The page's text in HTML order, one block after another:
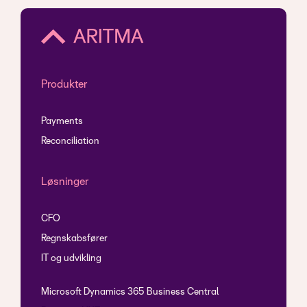
Produkter
Payments
Reconciliation
Løsninger
CFO
Regnskabsfører
IT og udvikling
Microsoft Dynamics 365 Business Central